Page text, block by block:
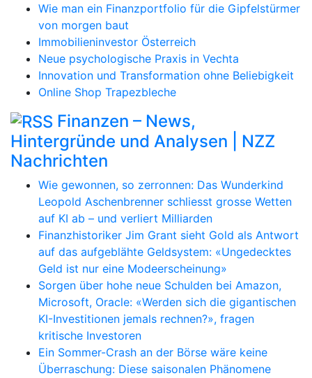
Wie man ein Finanzportfolio für die Gipfelstürmer
von morgen baut
Immobilieninvestor Österreich
Neue psychologische Praxis in Vechta
Innovation und Transformation ohne Beliebigkeit
Online Shop Trapezbleche
Finanzen – News,
Hintergründe und Analysen | NZZ
Nachrichten
Wie gewonnen, so zerronnen: Das Wunderkind
Leopold Aschenbrenner schliesst grosse Wetten
auf KI ab – und verliert Milliarden
Finanzhistoriker Jim Grant sieht Gold als Antwort
auf das aufgeblähte Geldsystem: «Ungedecktes
Geld ist nur eine Modeerscheinung»
Sorgen über hohe neue Schulden bei Amazon,
Microsoft, Oracle: «Werden sich die gigantischen
KI-Investitionen jemals rechnen?», fragen
kritische Investoren
Ein Sommer-Crash an der Börse wäre keine
Überraschung: Diese saisonalen Phänomene